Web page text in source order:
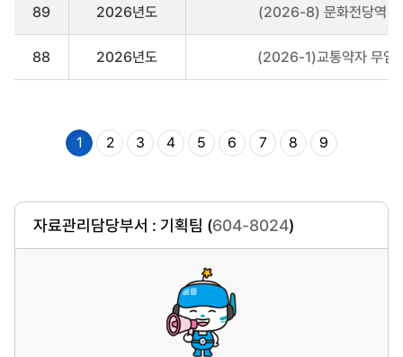
89 2026년도 (2026-8) 문화전당역 노
88 2026년도 (2026-1)교통약자 무임
1 2 3 4 5 6 7 8 9
자료관리담당부서 : 기획팀 (604-8024)